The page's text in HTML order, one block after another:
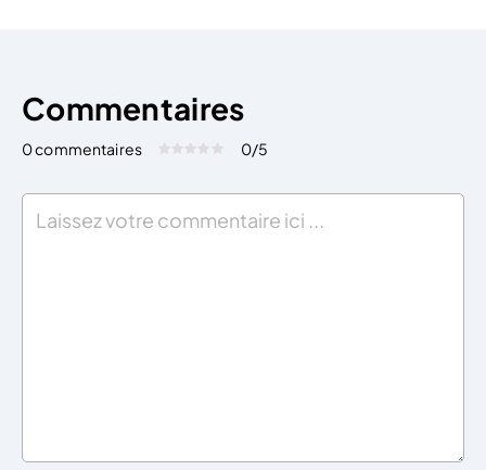
Commentaires
0 commentaires Évaluez cet article:
0/5